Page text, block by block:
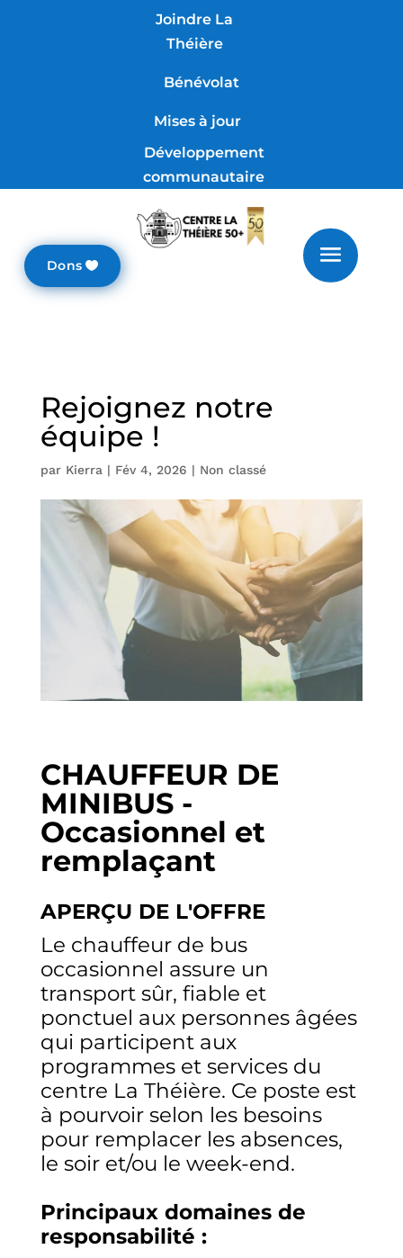
Joindre La
Théière
Bénévolat
Mises à jour
Développement
communautaire
Dons
Rejoignez notre
équipe !
par Kierra | Fév 4, 2026 | Non classé
CHAUFFEUR DE
MINIBUS -
Occasionnel et
remplaçant
APERÇU DE L'OFFRE
Le chauffeur de bus
occasionnel assure un
transport sûr, fiable et
ponctuel aux personnes âgées
qui participent aux
programmes et services du
centre La Théière. Ce poste est
à pourvoir selon les besoins
pour remplacer les absences,
le soir et/ou le week-end.
Principaux domaines de
responsabilité :